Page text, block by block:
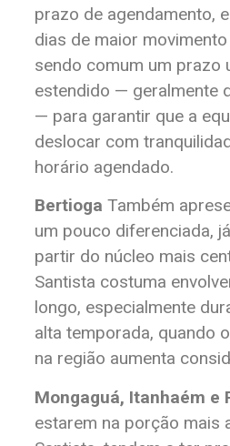
prazo de agendamento,
dias de maior
sendo comum um prazo
estendido — geralmente
— para garantir que a
deslocar com
horário agendado.
Bertioga Também
um pouco diferenciada,
partir do núcleo mais
Santista costuma
longo, especialmente
alta temporada, quando
na região aumenta
Mongaguá, Itanhaém e
estarem na porção mais